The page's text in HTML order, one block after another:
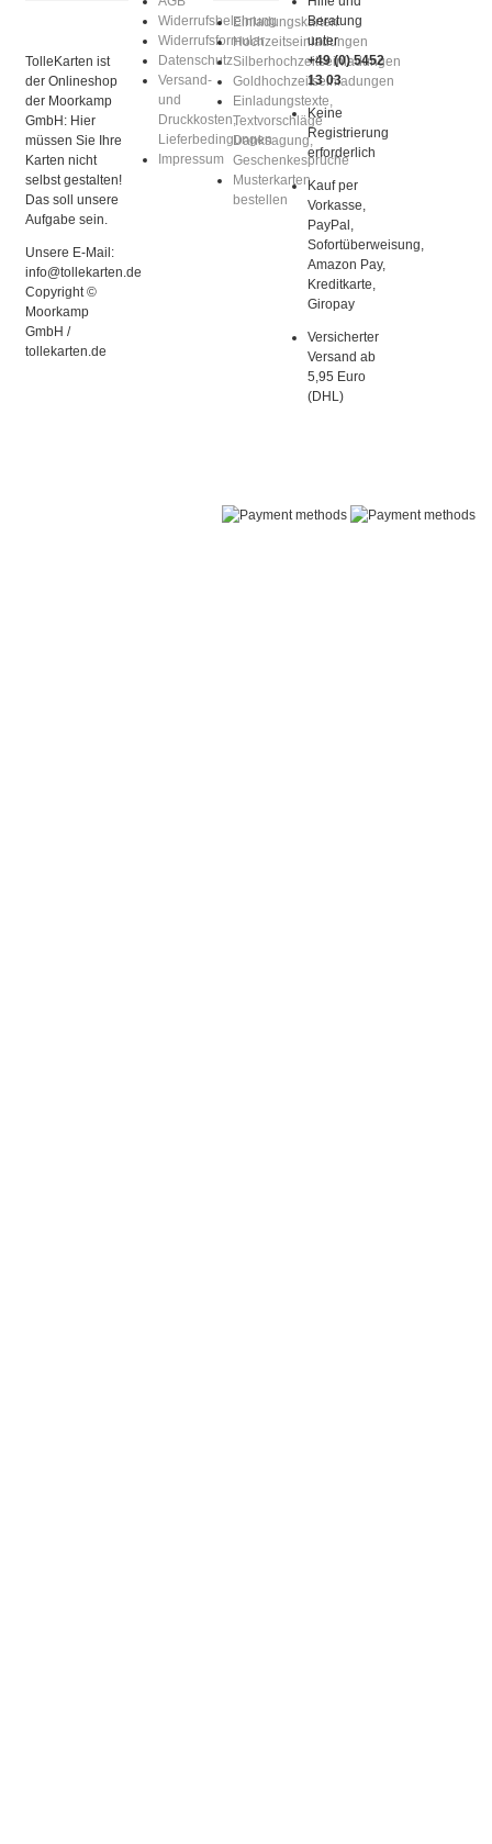
TolleKarten ist
der Onlineshop
der Moorkamp
GmbH: Hier
müssen Sie Ihre
Karten nicht
selbst gestalten!
Das soll unsere
Aufgabe sein.
Unsere E-Mail:
info@tollekarten.de
Copyright ©
Moorkamp
GmbH /
tollekarten.de
Widerrufsbelehrung
Widerrufsformular
Datenschutz
Versand-
und
Druckkosten,
Lieferbedingungen
Impressum
Einladungskarten
Hochzeitseinladungen
Silberhochzeitseinladungen
Goldhochzeitseinladungen
Einladungstexte,
Textvorschläge
Danksagung,
Geschenkesprüche
Musterkarten
bestellen
Beratung
unter
+49 (0) 5452
13 03
Keine
Registrierung
erforderlich
Kauf per
Vorkasse,
PayPal,
Sofortüberweisung,
Amazon Pay,
Kreditkarte,
Giropay
Versicherter
Versand ab
5,95 Euro
(DHL)